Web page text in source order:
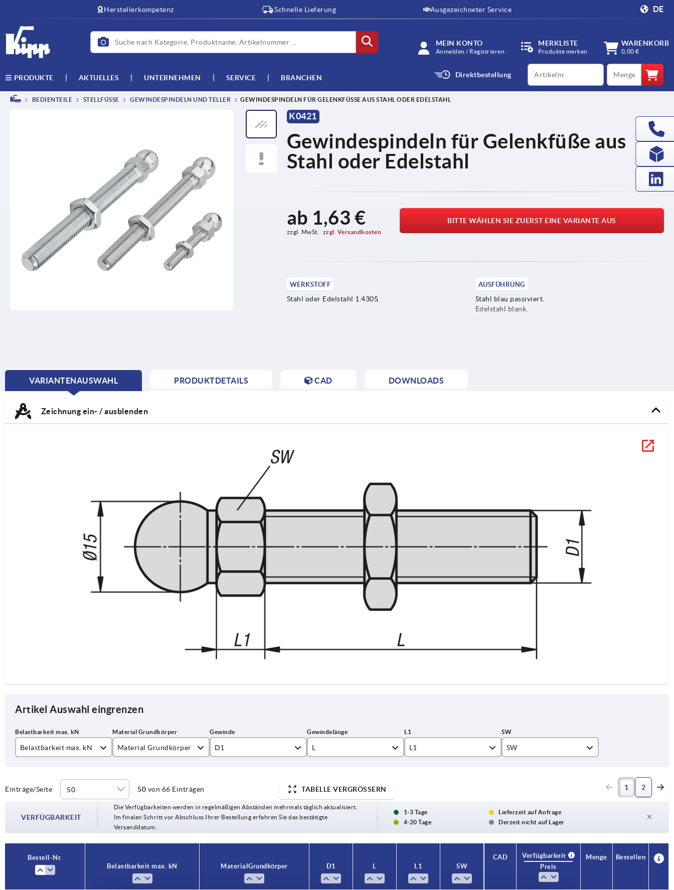
Herstellerkompetenz Schnelle Lieferung Ausgezeichneter Service DE
MEIN KONTO
Anmelden / Registrieren
MERKLISTE
Produkte merken
WARENKORB
0,00 €
PRODUKTE AKTUELLES UNTERNEHMEN SERVICE BRANCHEN Direktbestellung
productCode qty
BEDIENTEILE STELLFÜSSE GEWINDESPINDELN UND TELLER GEWINDESPINDELN FÜR GELENKFÜSSE AUS STAHL ODER EDELSTAHL
K0421
Gewindespindeln für Gelenkfüße aus
Stahl oder Edelstahl
ab 1,63 €
zzgl. MwSt. zzgl. Versandkosten
BITTE WÄHLEN SIE ZUERST EINE VARIANTE AUS
WERKSTOFF
Stahl oder Edelstahl 1.4305.
AUSFÜHRUNG
Stahl blau passiviert.
Edelstahl blank.
VARIANTENAUSWAHL
CURRENT
PRODUKTDETAILS CAD DOWNLOADS
Zeichnung ein- / ausblenden
Artikel Auswahl eingrenzen
Belastbarkeit max. kN
3,5
24,3
Material Grundkörper
Stahl
D1
M10
M16
M20
L
30
40
L1 SW
22
Einträge/Seite 50 von 66 Einträgen TABELLE VERGRÖSSERN 1 2
VERFÜGBARKEIT
Die Verfügbarkeiten werden in regelmäßigen Abständen mehrmals täglich aktualisiert.
Im finalen Schritt vor Abschluss Ihrer Bestellung erfahren Sie das bestätigte
Versanddatum.
1-3 Tage
Lieferzeit auf Anfrage
4-20 Tage
Derzeit nicht auf Lager
Bestell-Nr.
Belastbarkeit max. kN
Material Grundkörper D1 L L1 SW
CAD
Verfügbarkeit
Preis
Menge Bestellen